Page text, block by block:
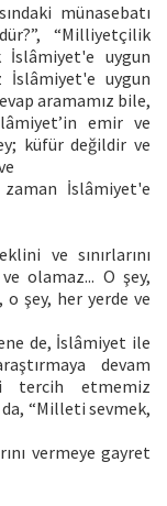
münasebatı
“Milliyetçilik
İslâmiyet'e uygun
uygun
aramamız bile,
emir ve
küfür değildir ve
İslâmiyet'e
ve sınırlarını
olamaz... O şey,
o şey, her yerde ve
de, İslâmiyet ile
devam
tercih etmemiz
“Milleti sevmek,
vermeye gayret